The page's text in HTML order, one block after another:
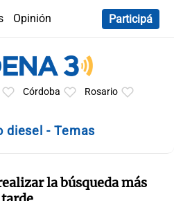
Opinión
Participá
Córdoba Rosario
diesel - Temas
la búsqueda más